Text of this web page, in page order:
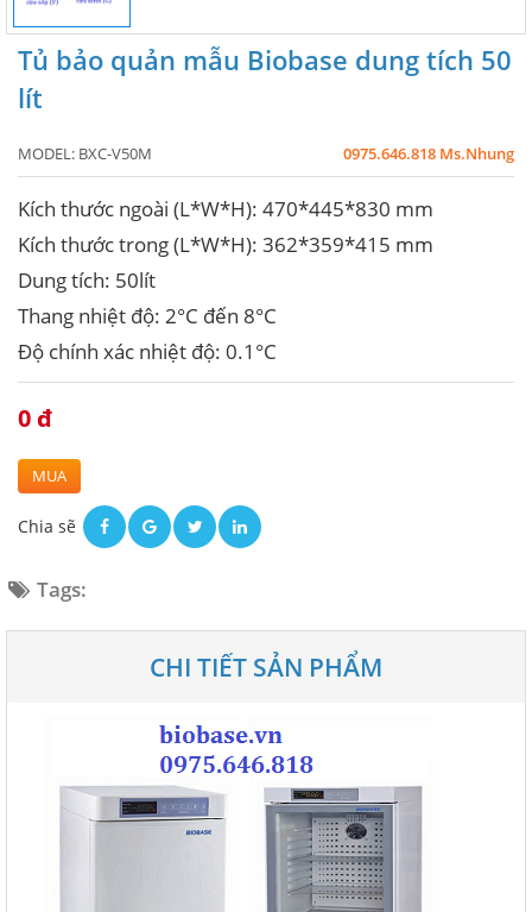
Tủ bảo quản mẫu Biobase dung tích 50
lít
MODEL: BXC-V50M 0975.646.818 Ms.Nhung
Kích thước ngoài (L*W*H): 470*445*830 mm
Kích thước trong (L*W*H): 362*359*415 mm
Dung tích: 50lít
Thang nhiệt độ: 2°C đến 8°C
Độ chính xác nhiệt độ: 0.1°C
0 đ
MUA
Chia sẽ
Tags:
CHI TIẾT SẢN PHẨM